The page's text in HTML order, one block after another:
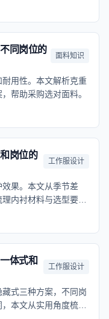
同岗位的
面料知识
用性。本文解析克重
帮助采购选对面料。
岗位的
工作服设计
果。本文从季节差
内衬材料与选型要
体式和
工作服设计
式三种方案，不同岗
本文从实用角度梳理